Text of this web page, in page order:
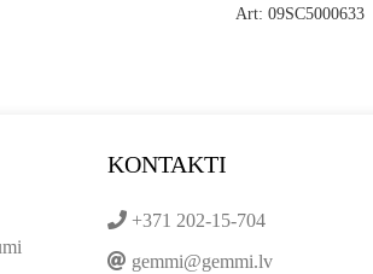
Art: 09SC5000633
KONTAKTI
+371 202-15-704
gemmi@gemmi.lv